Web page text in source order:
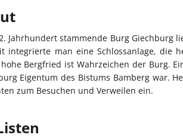
Jahrhundert stammende Burg Giechburg
integrierte man eine Schlossanlage, die
Bergfried ist Wahrzeichen der Burg.
Eigentum des Bistums Bamberg war.
zum Besuchen und Verweilen ein.